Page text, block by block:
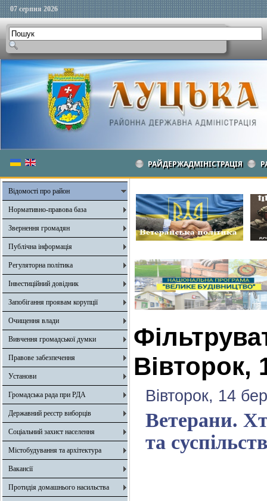
07 серпня 2026
РАЙДЕРЖАДМІНІСТРАЦІЯ
Відомості про район
Нормативно-правова база
Звернення громадян
Публічна інформація
Регуляторна політика
Інвестиційний довідник
Запобігання проявам корупції
Очищення влади
Вивчення громадської думки
Правове забезпечення
Установи
Громадська рада при РДА
Державний реєстр виборців
Соціальний захист населення
Містобудування та архітектура
Вакансії
Протидія домашнього насильства
Вівторок,
Вівторок, 14
Ветерани.
та